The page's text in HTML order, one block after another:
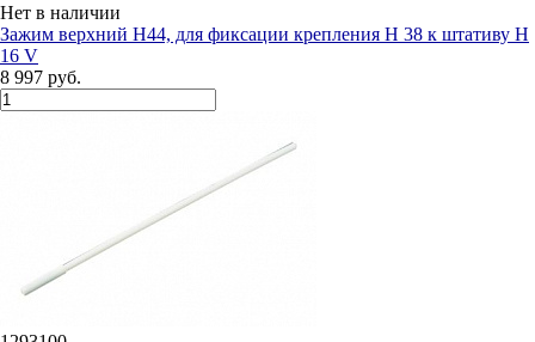
Нет в наличии
Зажим верхний H44, для фиксации крепления H 38 к штативу H
16 V
8 997 руб.